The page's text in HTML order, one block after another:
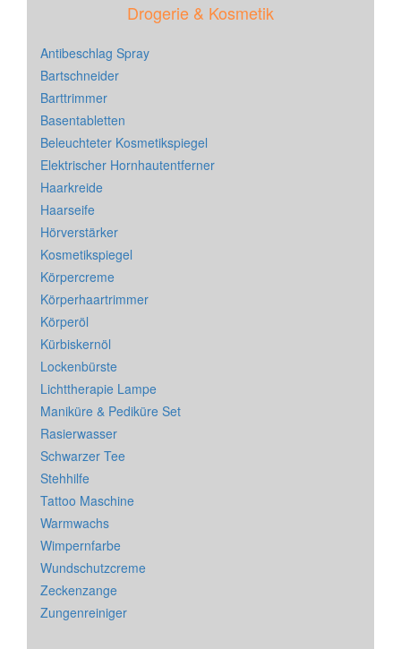
Drogerie & Kosmetik
Antibeschlag Spray
Bartschneider
Barttrimmer
Basentabletten
Beleuchteter Kosmetikspiegel
Elektrischer Hornhautentferner
Haarkreide
Haarseife
Hörverstärker
Kosmetikspiegel
Körpercreme
Körperhaartrimmer
Körperöl
Kürbiskernöl
Lockenbürste
Lichttherapie Lampe
Maniküre & Pediküre Set
Rasierwasser
Schwarzer Tee
Stehhilfe
Tattoo Maschine
Warmwachs
Wimpernfarbe
Wundschutzcreme
Zeckenzange
Zungenreiniger